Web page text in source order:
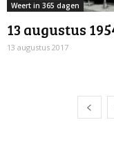
Weert in 365 dagen
13 augustus
13 augustus 2017